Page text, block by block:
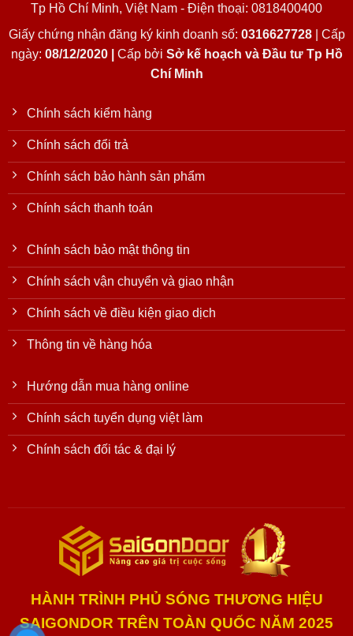
Tp Hồ Chí Minh, Việt Nam - Điện thoại: 0818400400
Giấy chứng nhận đăng ký kinh doanh số: 0316627728| Cấp
ngày: 08/12/2020 | Cấp bởi Sở kế hoạch và Đầu tư Tp Hồ
Chí Minh
Chính sách kiểm hàng
Chính sách đổi trả
Chính sách bảo hành sản phẩm
Chính sách thanh toán
Chính sách bảo mật thông tin
Chính sách vận chuyển và giao nhận
Chính sách về điều kiện giao dịch
Thông tin về hàng hóa
Hướng dẫn mua hàng online
Chính sách tuyển dụng việt làm
Chính sách đối tác & đại lý
HÀNH TRÌNH PHỦ SÓNG THƯƠNG HIỆU
SAIGONDOR TRÊN TOÀN QUỐC NĂM 2025